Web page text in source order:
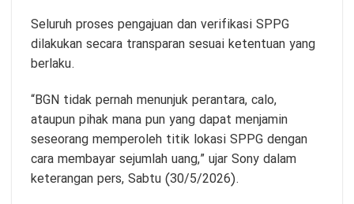
Seluruh proses pengajuan dan verifikasi SPPG
dilakukan secara transparan sesuai ketentuan yang
berlaku.
“BGN tidak pernah menunjuk perantara, calo,
ataupun pihak mana pun yang dapat menjamin
seseorang memperoleh titik lokasi SPPG dengan
cara membayar sejumlah uang,” ujar Sony dalam
keterangan pers, Sabtu (30/5/2026).